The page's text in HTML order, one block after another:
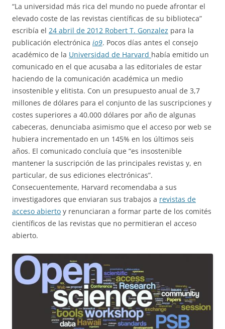
“La universidad más rica del mundo no puede afrontar el
elevado coste de las revistas científicas de su biblioteca”
escribía el 24 abril de 2012 Robert T. Gonzalez para la
publicación electrónica io9. Pocos días antes el consejo
académico de la Universidad de Harvard había emitido un
comunicado en el que acusaba a las editoriales de estar
haciendo de la comunicación académica un medio
insostenible y elitista. Con un presupuesto anual de 3,7
millones de dólares para el conjunto de las suscripciones y
costes superiores a 40.000 dólares por año de algunas
cabeceras, denunciaba asimismo que el acceso por web se
hubiera incrementado en un 145% en los últimos seis
años. El comunicado concluía que “es insostenible
mantener la suscripción de las principales revistas y, en
particular, de sus ediciones electrónicas”.
Consecuentemente, Harvard recomendaba a sus
investigadores que enviaran sus trabajos a revistas de
acceso abierto y renunciaran a formar parte de los comités
científicos de las revistas que no permitieran el acceso
abierto.